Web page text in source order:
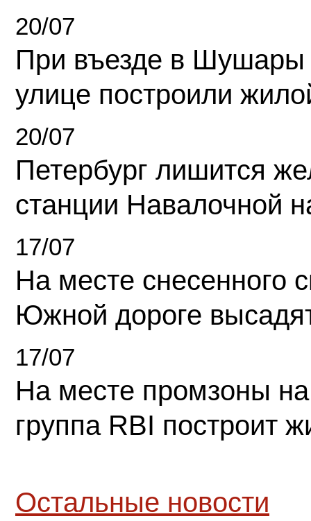
20/07
При въезде в Шушары
улице построили
20/07
Петербург лишится
станции Навалочной
17/07
На месте снесенного
Южной дороге
17/07
На месте промзоны
группа RBI построит
Остальные новости